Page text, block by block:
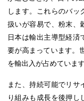
します。これらのバッ
扱いが容易で、粉末、
日本は輸出主導型経
要が高まっています。
を輸出入が占めています
また、持続可能でリ
り組みも成長を後押し